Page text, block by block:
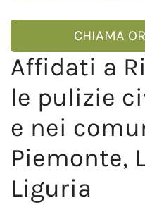
CHIAMA
Affidati a
le pulizie
e nei
Piemonte,
Liguria